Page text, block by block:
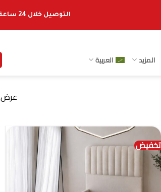
التوصيل خلال 24 ساعة
المزيد العربية
عرض 1–30 من أصل 66 نتيجة
تخفيض